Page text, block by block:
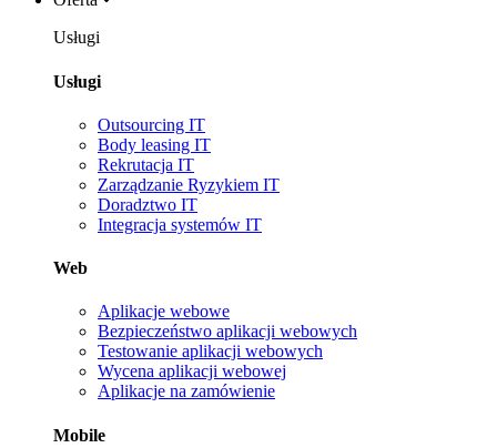
Usługi
Usługi
Outsourcing IT
Body leasing IT
Rekrutacja IT
Zarządzanie Ryzykiem IT
Doradztwo IT
Integracja systemów IT
Web
Aplikacje webowe
Bezpieczeństwo aplikacji webowych
Testowanie aplikacji webowych
Wycena aplikacji webowej
Aplikacje na zamówienie
Mobile